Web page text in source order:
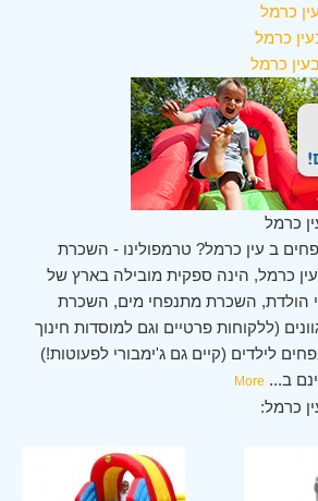
כרמל
כרמל
כרמל
כרמל
ב עין כרמל? טרמפולינו - השכרת
כרמל, הינה ספקית מובילה בארץ של
הולדת, השכרת מתנפחי מים, השכרת
(ללקוחות פרטיים וגם למוסדות חינוך
לילדים (קיים גם ג'ימבורי לפעוטות!)
ב...
More
כרמל: